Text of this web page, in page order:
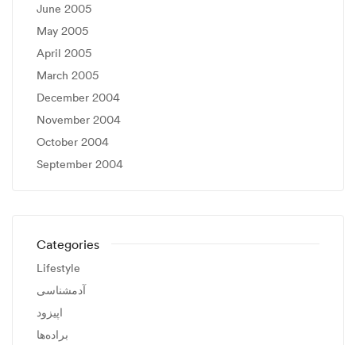
June 2005
May 2005
April 2005
March 2005
December 2004
November 2004
October 2004
September 2004
Categories
Lifestyle
آدمشناسی
اپیزود
براده‌ها